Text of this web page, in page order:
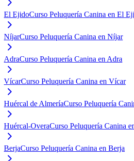
El EjidoCurso Peluquería Canina en El
NíjarCurso Peluquería Canina en Níjar
AdraCurso Peluquería Canina en Adra
VícarCurso Peluquería Canina en Vícar
Huércal de AlmeríaCurso Peluquería
Huércal-OveraCurso Peluquería Canina
BerjaCurso Peluquería Canina en Berja